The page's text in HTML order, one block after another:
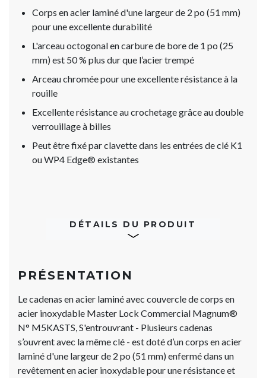
Corps en acier laminé d'une largeur de 2 po (51 mm)
pour une excellente durabilité
L'arceau octogonal en carbure de bore de 1 po (25
mm) est 50 % plus dur que l’acier trempé
Arceau chromée pour une excellente résistance à la
rouille
Excellente résistance au crochetage grâce au double
verrouillage à billes
Peut être fixé par clavette dans les entrées de clé K1
ou WP4 Edge® existantes
DÉTAILS DU PRODUIT
PRÉSENTATION
Le cadenas en acier laminé avec couvercle de corps en
acier inoxydable Master Lock Commercial Magnum®
N° M5KASTS, S'entrouvrant - Plusieurs cadenas
s’ouvrent avec la même clé - est doté d’un corps en acier
laminé d'une largeur de 2 po (51 mm) enfermé dans un
revêtement en acier inoxydable pour une résistance et